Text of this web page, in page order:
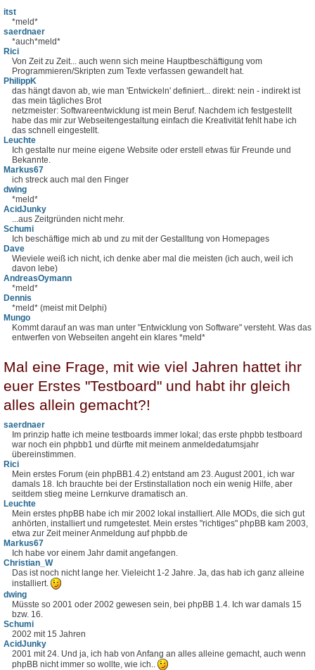
itst
*meld*
saerdnaer
*auch*meld*
Rici
Von Zeit zu Zeit... auch wenn sich meine Hauptbeschäftigung vom
Programmieren/Skripten zum Texte verfassen gewandelt hat.
PhilippK
das hängt davon ab, wie man 'Entwickeln' definiert... direkt: nein - indirekt ist
das mein tägliches Brot
netzmeister: Softwareentwicklung ist mein Beruf. Nachdem ich festgestellt
habe das mir zur Webseitengestaltung einfach die Kreativität fehlt habe ich
das schnell eingestellt.
Leuchte
Ich gestalte nur meine eigene Website oder erstell etwas für Freunde und
Bekannte.
Markus67
ich streck auch mal den Finger
dwing
*meld*
AcidJunky
...aus Zeitgründen nicht mehr.
Schumi
Ich beschäftige mich ab und zu mit der Gestalltung von Homepages
Dave
Wieviele weiß ich nicht, ich denke aber mal die meisten (ich auch, weil ich
davon lebe)
AndreasOymann
*meld*
Dennis
*meld* (meist mit Delphi)
Mungo
Kommt darauf an was man unter "Entwicklung von Software" versteht. Was das
entwerfen von Webseiten angeht ein klares *meld*
Mal eine Frage, mit wie viel Jahren hattet ihr
euer Erstes "Testboard" und habt ihr gleich
alles allein gemacht?!
saerdnaer
Im prinzip hatte ich meine testboards immer lokal; das erste phpbb testboard
war noch ein phpbb1 und dürfte mit meinem anmeldedatumsjahr
übereinstimmen.
Rici
Mein erstes Forum (ein phpBB1.4.2) entstand am 23. August 2001, ich war
damals 18. Ich brauchte bei der Erstinstallation noch ein wenig Hilfe, aber
seitdem stieg meine Lernkurve dramatisch an.
Leuchte
Mein erstes phpBB habe ich mir 2002 lokal installiert. Alle MODs, die sich gut
anhörten, installiert und rumgetestet. Mein erstes "richtiges" phpBB kam 2003,
etwa zur Zeit meiner Anmeldung auf phpbb.de
Markus67
Ich habe vor einem Jahr damit angefangen.
Christian_W
Das ist noch nicht lange her. Vieleicht 1-2 Jahre. Ja, das hab ich ganz alleine
installiert.
dwing
Müsste so 2001 oder 2002 gewesen sein, bei phpBB 1.4. Ich war damals 15
bzw. 16.
Schumi
2002 mit 15 Jahren
AcidJunky
2001 mit 24. Und ja, ich hab von Anfang an alles alleine gemacht, auch wenn
phpBB nicht immer so wollte, wie ich..